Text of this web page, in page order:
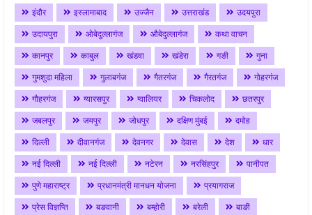
इंदौर
इस्लामाबाद उज्जैन उत्तराखंड
उदयपुरा
उदायपुरा
ओबेदुल्लागंज औबेदुल्लागंज
कथा वाचन
कानपुर
काबुल खंडवा खंडेरा गङी
गुना
गुमशुदा महिला
गुलाबगंज गैतरगंज गैरतगंज
गोहरगंज
गौहरगंज
ग्यारसपुर ग्वालियर चिकलोद
छतरपुर
जबलपुर
जयपुर जोधपुर दक्षिण मुंबई
दमोह
दिल्ली
दीवानगंज देवनगर देवास देश
धार
नई दिल्ली
नई दिल्ली नटेरन नरसिंहपुर
पानीपत
पुणे महाराष्ट्र
प्रधानमंत्री मानधन योजना
प्रयागराज
प्रेस विज्ञप्ति
बङवानी बम्होरी बरेली
बाङी